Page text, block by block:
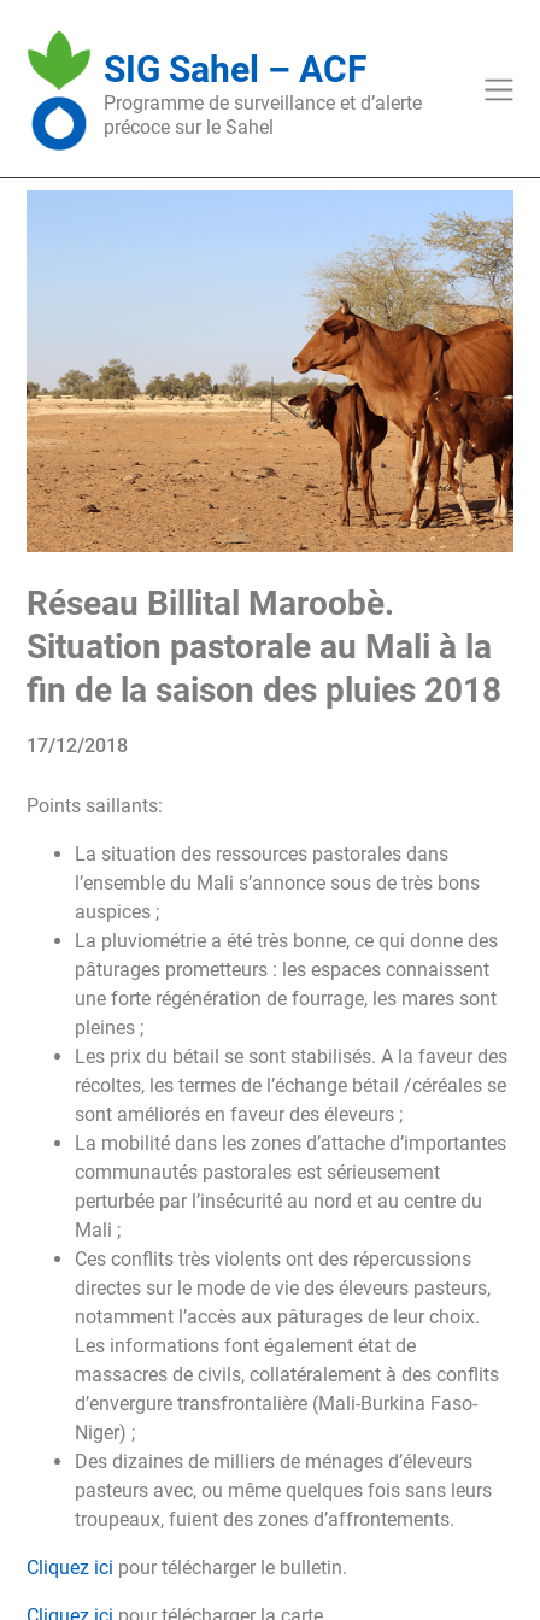
content
SIG Sahel – ACF
Programme de surveillance et d’alerte
précoce sur le Sahel
Réseau Billital Maroobè.
Situation pastorale au Mali à la
fin de la saison des pluies 2018
17/12/2018
Points saillants:
La situation des ressources pastorales dans
l’ensemble du Mali s’annonce sous de très bons
auspices ;
La pluviométrie a été très bonne, ce qui donne des
pâturages prometteurs : les espaces connaissent
une forte régénération de fourrage, les mares sont
pleines ;
Les prix du bétail se sont stabilisés. A la faveur des
récoltes, les termes de l’échange bétail /céréales se
sont améliorés en faveur des éleveurs ;
La mobilité dans les zones d’attache d’importantes
communautés pastorales est sérieusement
perturbée par l’insécurité au nord et au centre du
Mali ;
Ces conflits très violents ont des répercussions
directes sur le mode de vie des éleveurs pasteurs,
notamment l’accès aux pâturages de leur choix.
Les informations font également état de
massacres de civils, collatéralement à des conflits
d’envergure transfrontalière (Mali-Burkina Faso-
Niger) ;
Des dizaines de milliers de ménages d’éleveurs
pasteurs avec, ou même quelques fois sans leurs
troupeaux, fuient des zones d’affrontements.
Cliquez ici pour télécharger le bulletin.